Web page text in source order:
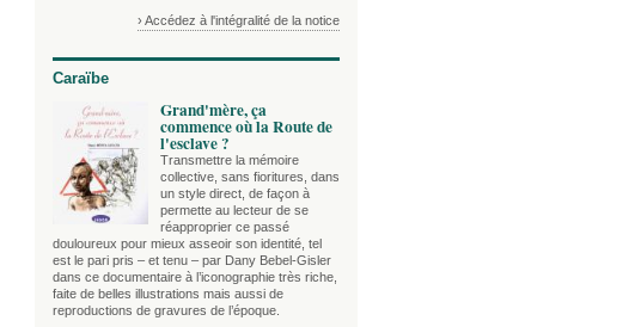
› Accédez à l'intégralité de la notice
Caraïbe
Grand'mère, ça
commence où la Route de
l'esclave ?
Transmettre la mémoire
collective, sans fioritures, dans
un style direct, de façon à
permette au lecteur de se
réapproprier ce passé
douloureux pour mieux asseoir son identité, tel
est le pari pris – et tenu – par Dany Bebel-Gisler
dans ce documentaire à l’iconographie très riche,
faite de belles illustrations mais aussi de
reproductions de gravures de l’époque.